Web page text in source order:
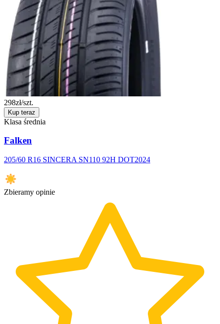
298zł/szt.
Kup teraz
Klasa średnia
Falken
205/60 R16 SINCERA SN110 92H DOT2024
Zbieramy opinie